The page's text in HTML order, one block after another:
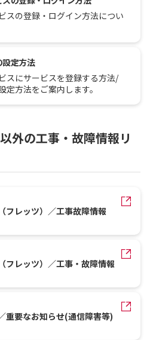
スの登録・ログイン方法につい
定方法
スにサービスを登録する方法/
方法をご案内します。
外の工事・故障情報リ
フレッツ）／工事故障情報
フレッツ）／工事・故障情報
重要なお知らせ(通信障害等)